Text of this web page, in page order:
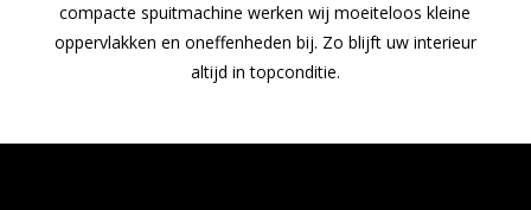
compacte spuitmachine werken wij moeiteloos kleine
oppervlakken en oneffenheden bij. Zo blijft uw interieur
altijd in topconditie.